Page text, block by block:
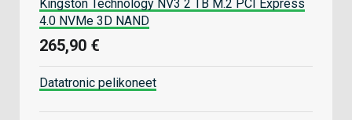
Kingston Technology NV3 2 TB M.2 PCI Express
4.0 NVMe 3D NAND
265,90 €
Datatronic pelikoneet